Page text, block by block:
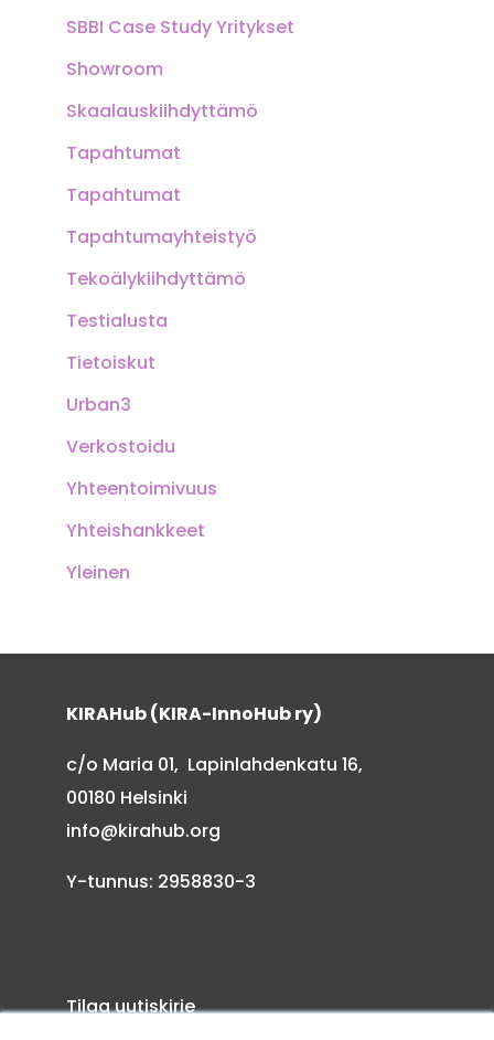
SBBI Case Study Yritykset
Showroom
Skaalauskiihdyttämö
Tapahtumat
Tapahtumat
Tapahtumayhteistyö
Tekoälykiihdyttämö
Testialusta
Tietoiskut
Urban3
Verkostoidu
Yhteentoimivuus
Yhteishankkeet
Yleinen
KIRAHub (KIRA-InnoHub ry)
c/o Maria 01, Lapinlahdenkatu 16,
00180 Helsinki
info@kirahub.org
Y-tunnus: 2958830-3
Tilaa uutiskirje